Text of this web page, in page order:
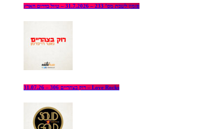
פזמון לשבת מס’ 233 – 31.7.2026 – טיול בדרום הארץ
רוק בצהריים 306 – 31.07.26 – Love Rocks